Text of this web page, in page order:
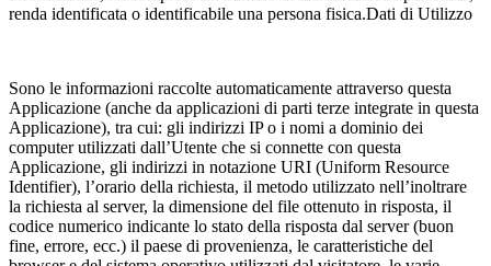
renda identificata o identificabile una persona fisica.Dati di Utilizzo
Sono le informazioni raccolte automaticamente attraverso questa
Applicazione (anche da applicazioni di parti terze integrate in questa
Applicazione), tra cui: gli indirizzi IP o i nomi a dominio dei
computer utilizzati dall’Utente che si connette con questa
Applicazione, gli indirizzi in notazione URI (Uniform Resource
Identifier), l’orario della richiesta, il metodo utilizzato nell’inoltrare
la richiesta al server, la dimensione del file ottenuto in risposta, il
codice numerico indicante lo stato della risposta dal server (buon
fine, errore, ecc.) il paese di provenienza, le caratteristiche del